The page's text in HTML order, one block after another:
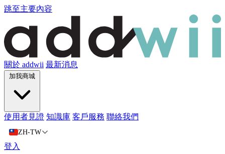
跳至主要內容
關於 addwii 最新消息
加我商城
使用者見證 知識庫 客戶服務 聯絡我們
ZH-TW
登入